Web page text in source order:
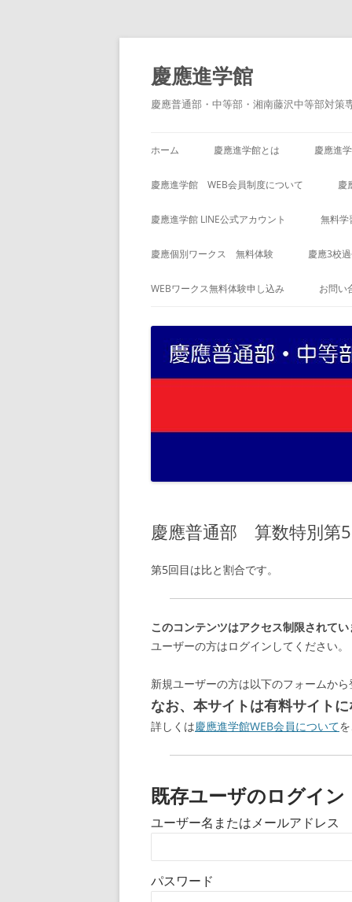
コ
テ
ン
ツ
へ
ス
慶應進学館
慶應普通部・中等部・湘南藤沢中等部対
ホーム 慶應進学館とは 慶應進
慶應進学館 WEB会員制度について 慶
慶應進学館 LINE公式アカウント 無料学
慶應個別ワークス 無料体験 慶應3校
WEBワークス無料体験申し込み お問い
慶應普通部 算数特別第
第5回目は比と割合です。
このコンテンツはアクセス制限されてい
ユーザーの方はログインしてください。
新規ユーザーの方は以下のフォームか
なお、本サイトは有料サイト
詳しくは慶應進学館WEB会員について
既存ユーザのログイン
ユーザー名またはメールアドレス
パスワード